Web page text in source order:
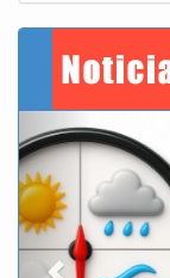
Previous